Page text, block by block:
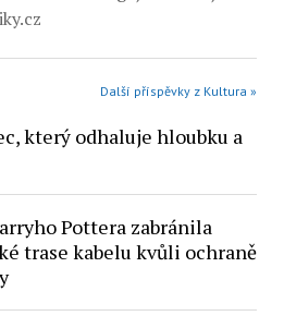
Další příspěvky z Kultura »
který odhaluje hloubku a
Pottera zabránila
trase kabelu kvůli ochraně